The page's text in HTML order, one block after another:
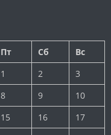
Пт Сб
Вс
1
2
3
8 9
10
15 16
17